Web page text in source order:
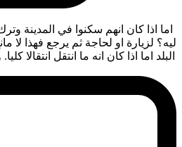
اما اذا كان انهم سكنوا في المدينة
ليه؟ لزيارة او لحاجة ثم يرجع فهذا لا
البلد اما اذا كان انه ما انتقل انتقالا